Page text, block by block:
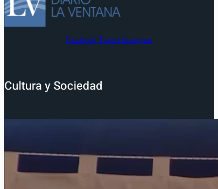
Facebook Twitter Instagram
Cultura y Sociedad